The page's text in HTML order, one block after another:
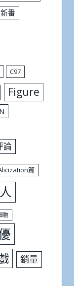
番
C97
Figure
論
篇
胞
銷量